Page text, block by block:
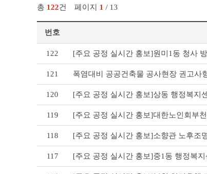
총 122건 페이지 1 / 13
립
스
테
블
번호
122 [주요 공정 실시간 홍보]원미1동 청사
121 폭염대비 공공건축물 공사현장 권고사
120 [주요 공정 실시간 홍보]상동 행정복지
119 [주요 공정 실시간 홍보]대한노인회부
118 [주요 공정 실시간 홍보]소향관 노후조
117 [주요 공정 실시간 홍보]중1동 행정복